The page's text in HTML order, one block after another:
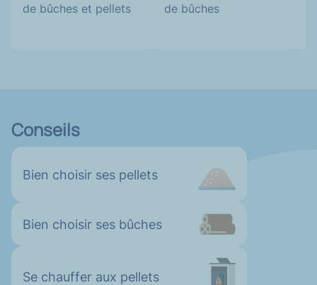
de bûches et pellets
de bûches
Conseils
Bien choisir ses pellets
Bien choisir ses bûches
Se chauffer aux pellets